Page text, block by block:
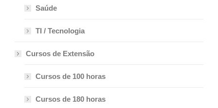
Saúde
TI / Tecnologia
Cursos de Extensão
Cursos de 100 horas
Cursos de 180 horas